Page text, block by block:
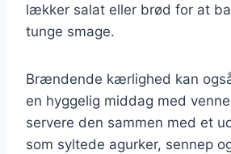
lækker salat eller brød for at
tunge smage.
Brændende kærlighed kan
en hyggelig middag med
servere den sammen med et
som syltede agurker, sennep